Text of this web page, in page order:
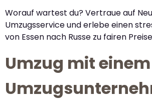
Worauf wartest du? Vertraue auf
Umzugsservice und erlebe einen
von Essen nach Russe zu fairen
Umzug mit einem